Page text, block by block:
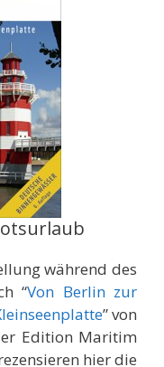
während des
“Von Berlin zur
” von
Edition Maritim
hier die